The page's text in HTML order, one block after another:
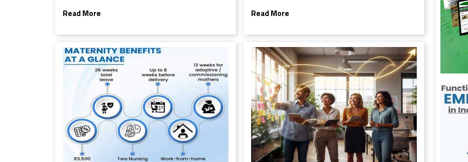
Read More
Uniform national standards and a facilitative
workplaces across India.
Read More